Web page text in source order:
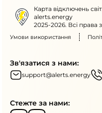
Карта відключень
alerts.energy
2025-2026. Всі права
Умови використання
Зв'язатися з нами:
support@alerts.energy
Стежте за нами: